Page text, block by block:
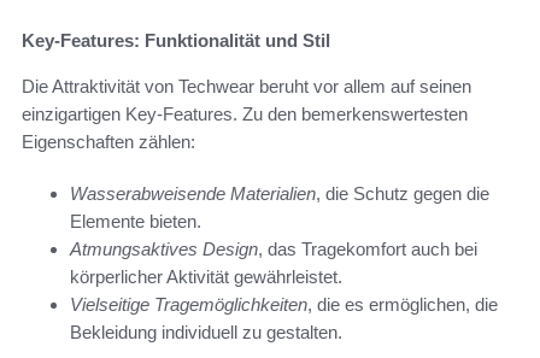
Key-Features: Funktionalität und Stil
Die Attraktivität von Techwear beruht vor allem auf seinen
einzigartigen Key-Features. Zu den bemerkenswertesten
Eigenschaften zählen:
Wasserabweisende Materialien, die Schutz gegen die
Elemente bieten.
Atmungsaktives Design, das Tragekomfort auch bei
körperlicher Aktivität gewährleistet.
Vielseitige Tragemöglichkeiten, die es ermöglichen, die
Bekleidung individuell zu gestalten.